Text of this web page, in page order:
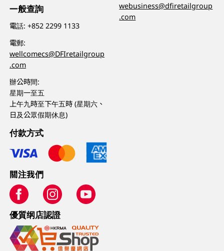
一般查詢
電話:+852 2299 1133
電郵:
wellcomecs@DFIretailgroup
.com
辦公時間:
星期一至五
上午九時至下午五時 (星期六、
日及公眾假期休息)
webusiness@dfiretailgroup
.com
付款方式
關注我們
優質纲店認證